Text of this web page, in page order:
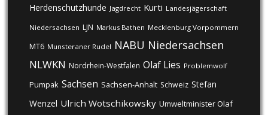
Herdenschutzhunde Jagdrecht Kurti Landesjägerschaft
Niedersachsen LJN Markus Bathen Mecklenburg Vorpommern
MT6 Munsteraner Rudel NABU Niedersachsen
NLWKN Nordrhein-Westfalen Olaf Lies Problemwolf
Pumpak Sachsen Sachsen-Anhalt Schweiz Stefan
Wenzel Ulrich Wotschikowsky Umweltminister Olaf